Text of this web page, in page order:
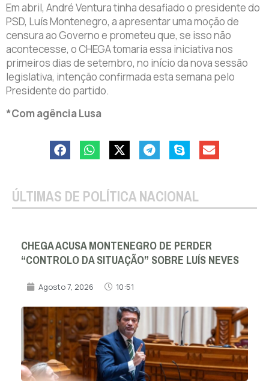
Em abril, André Ventura tinha desafiado o presidente do
PSD, Luís Montenegro, a apresentar uma moção de
censura ao Governo e prometeu que, se isso não
acontecesse, o CHEGA tomaria essa iniciativa nos
primeiros dias de setembro, no início da nova sessão
legislativa, intenção confirmada esta semana pelo
Presidente do partido.
*Com agência Lusa
ÚLTIMAS DE POLÍTICA NACIONAL
CHEGA ACUSA MONTENEGRO DE PERDER
“CONTROLO DA SITUAÇÃO” SOBRE LUÍS NEVES
Agosto 7, 2026 10:51